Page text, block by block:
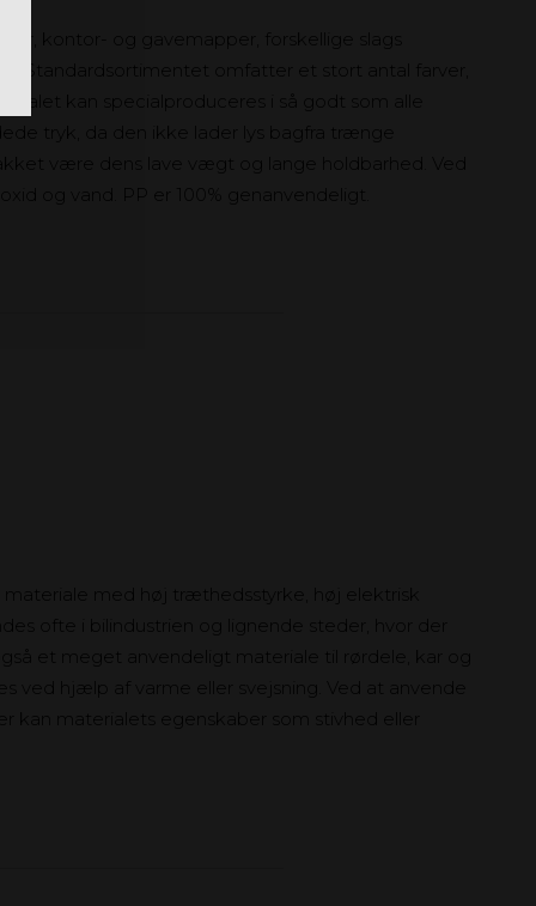
kontor- og gavemapper, forskellige slags
Standardsortimentet omfatter et stort antal farver,
kan specialproduceres i så godt som alle
tryk, da den ikke lader lys bagfra trænge
være dens lave vægt og lange holdbarhed. Ved
og vand. PP er 100% genanvendeligt.
med høj træthedsstyrke, høj elektrisk
ofte i bilindustrien og lignende steder, hvor der
et meget anvendeligt materiale til rørdele, kar og
ved hjælp af varme eller svejsning. Ved at anvende
kan materialets egenskaber som stivhed eller